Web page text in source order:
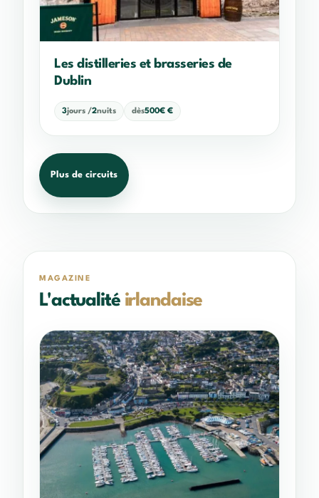
Les distilleries et brasseries de
Dublin
3jours /2nuits dès500€ €
Plus de circuits
MAGAZINE
L'actualité irlandaise